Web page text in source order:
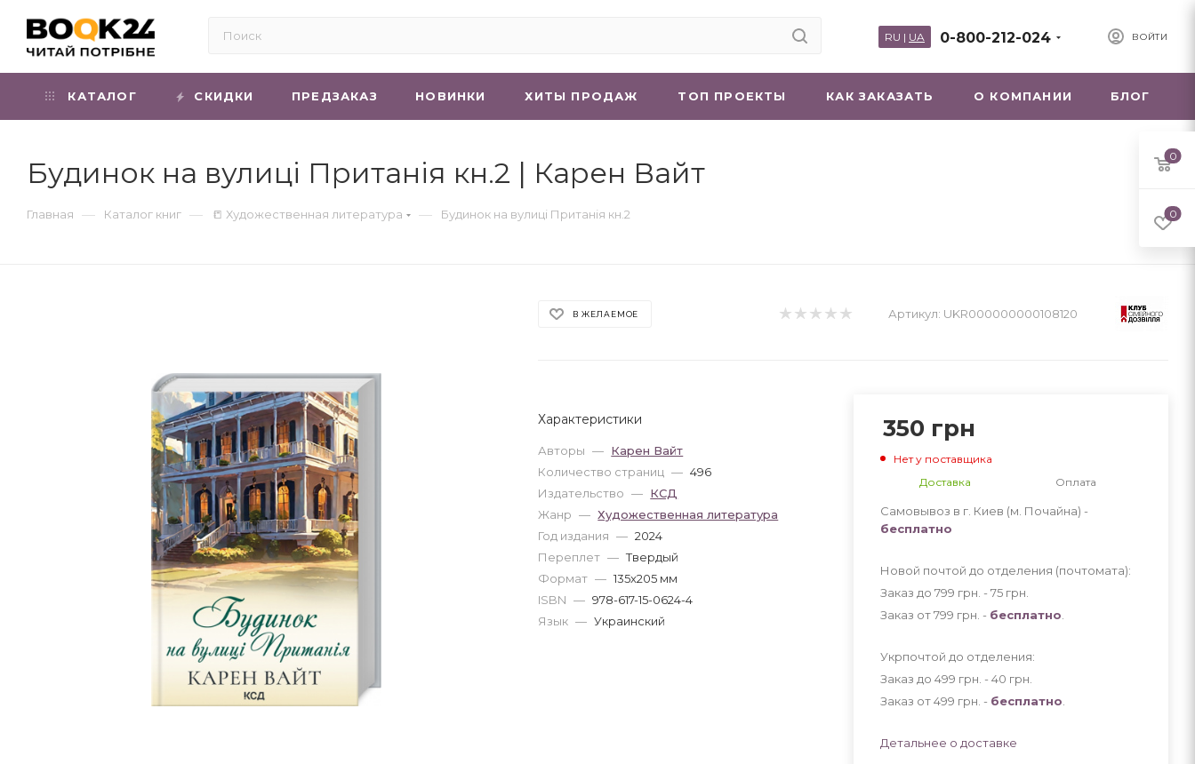
ВОЙТИ
0-800-212-024
RU | UA
КАТАЛОГ СКИДКИ ПРЕДЗАКАЗ НОВИНКИ ХИТЫ ПРОДАЖ ТОП ПРОЕКТЫ КАК ЗАКАЗАТЬ О КОМПАНИИ БЛОГ
Будинок на вулиці Пританія кн.2 | Карен Вайт
Главная — Каталог книг — 📒 Художественная литература — Будинок на вулиці Пританія кн.2
В ЖЕЛАЕМОЕ Артикул: UKR000000000108120
Характеристики
Авторы — Карен Вайт
Количество страниц — 496
Издательство — КСД
Жанр — Художественная литература
Год издания — 2024
Переплет — Твердый
Формат — 135x205 мм
ISBN — 978-617-15-0624-4
Язык — Украинский
350 грн
Нет у поставщика
Доставка
Оплата
Самовывоз в г. Киев (м. Почайна) -
бесплатно
Новой почтой до отделения (почтомата):
Заказ до 799 грн. - 75 грн
Заказ от 799 грн. - бесплатно
Укрпочтой до отделения:
Заказ до 499 грн. - 40 грн
Заказ от 499 грн. - бесплатно
Детальнее о доставке
0
0